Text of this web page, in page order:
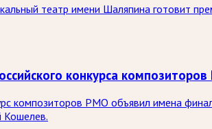
театр имени Шаляпина готовит
конкурса
композиторов РМО объявил имена
Кошелев.